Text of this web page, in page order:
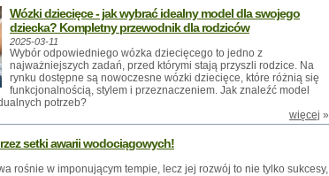
Wózki dziecięce - jak wybrać idealny model dla swojego
dziecka? Kompletny przewodnik dla rodziców
2025-03-11
Wybór odpowiedniego wózka dziecięcego to jedno z
najważniejszych zadań, przed którymi stają przyszli rodzice. Na
rynku dostępne są nowoczesne wózki dziecięce, które różnią się
funkcjonalnością, stylem i przeznaczeniem. Jak znaleźć model
potrzeb?
więcej »
setki awarii wodociągowych!
rośnie w imponującym tempie, lecz jej rozwój to nie tylko sukcesy,